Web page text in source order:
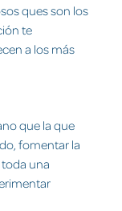
ques son los
te
a los más
que la que
fomentar la
una